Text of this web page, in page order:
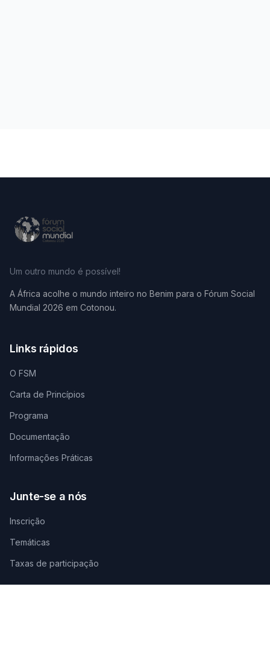
Um outro mundo é possível!
A África acolhe o mundo inteiro no Benim para o Fórum Social
Mundial 2026 em Cotonou.
Links rápidos
O FSM
Carta de Princípios
Programa
Documentação
Informações Práticas
Junte-se a nós
Inscrição
Temáticas
Taxas de participação